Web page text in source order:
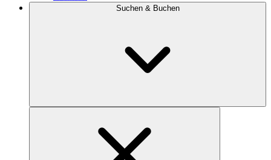
Suchen & Buchen